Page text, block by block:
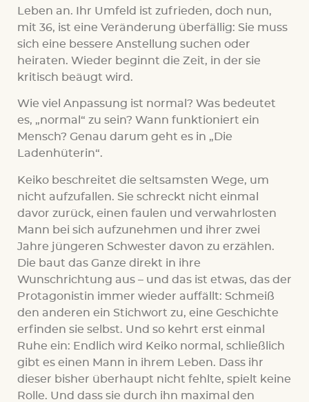
Leben an. Ihr Umfeld ist zufrieden, doch nun,
mit 36, ist eine Veränderung überfällig: Sie muss
sich eine bessere Anstellung suchen oder
heiraten. Wieder beginnt die Zeit, in der sie
kritisch beäugt wird.
Wie viel Anpassung ist normal? Was bedeutet
es, „normal“ zu sein? Wann funktioniert ein
Mensch? Genau darum geht es in „Die
Ladenhüterin“.
Keiko beschreitet die seltsamsten Wege, um
nicht aufzufallen. Sie schreckt nicht einmal
davor zurück, einen faulen und verwahrlosten
Mann bei sich aufzunehmen und ihrer zwei
Jahre jüngeren Schwester davon zu erzählen.
Die baut das Ganze direkt in ihre
Wunschrichtung aus – und das ist etwas, das der
Protagonistin immer wieder auffällt: Schmeiß
den anderen ein Stichwort zu, eine Geschichte
erfinden sie selbst. Und so kehrt erst einmal
Ruhe ein: Endlich wird Keiko normal, schließlich
gibt es einen Mann in ihrem Leben. Dass ihr
dieser bisher überhaupt nicht fehlte, spielt keine
Rolle. Und dass sie durch ihn maximal den